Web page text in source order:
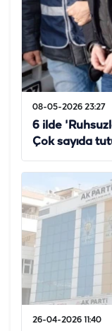
08-05-2026 23:27
6 ilde
Çok sayıda
26-04-2026 11:40